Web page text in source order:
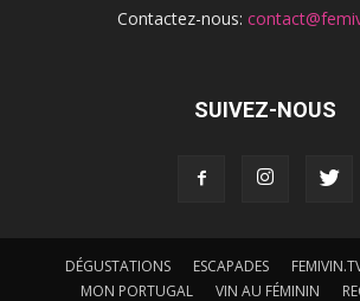
Contactez-nous:
SUIVEZ-NOUS
DÉGUSTATIONS ESCAPADES
MON PORTUGAL
VIN AU FÉMININ